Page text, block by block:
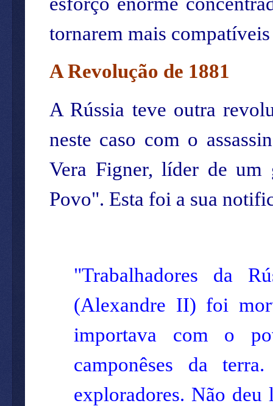
tornarem mais
A Revolução de 1881
A Rússia teve outra
neste caso com o
Vera Figner, líder de um
Povo". Esta foi a sua
"Trabalhadores da
(Alexandre II) foi
importava com o
camponêses da
exploradores. Não